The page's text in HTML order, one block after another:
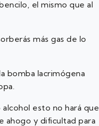
el mismo que al
más gas de lo
bomba lacrimógena
esto no hará que
ahogo y dificultad para